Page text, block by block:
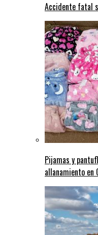
Accidente fatal
Pijamas y
allanamiento en